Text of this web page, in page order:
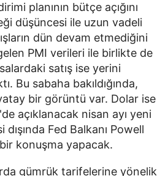
planının bütçe açığını
düşüncesi ile uzun vadeli
dün devam etmediğini
PMI verileri ile birlikte de
satış ise yerini
Bu sabaha bakıldığında,
bir görüntü var. Dolar ise
açıklanacak nisan ayı yeni
dışında Fed Balkanı Powell
konuşma yapacak.
gümrük tarifelerine yönelik